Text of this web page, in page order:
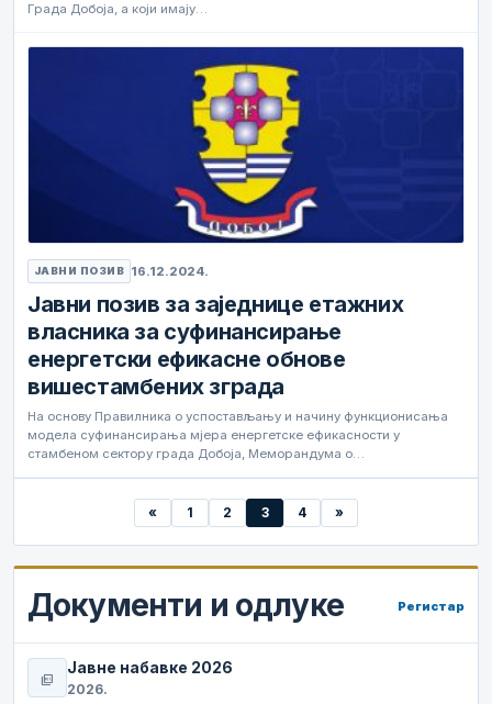
Града Добоја, а који имају…
ЈАВНИ ПОЗИВ 16.12.2024.
Јавни позив за заједнице етажних
власника за суфинансирање
енергетски ефикасне обнове
вишестамбених зграда
На основу Правилника о успостављању и начину функционисања
модела суфинансирања мјера енергетске ефикасности у
стамбеном сектору града Добоја, Меморандума о…
« 1 2 3 4 »
Документи и одлуке Регистар
picture_as_pdf
Јавне набавке 2026
2026.